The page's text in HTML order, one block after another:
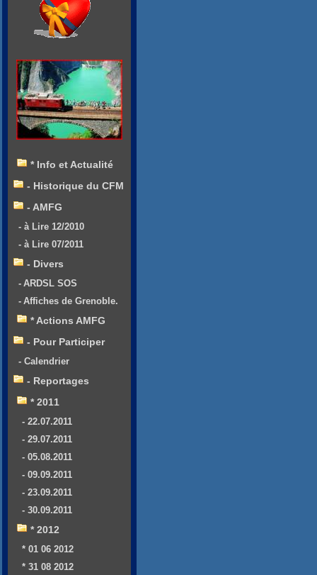
* Info et Actualité
- Historique du CFM
- AMFG
- à Lire 12/2010
- à Lire 07/2011
- Divers
- ARDSL SOS
- Affiches de Grenoble.
* Actions AMFG
- Pour Participer
- Calendrier
- Reportages
* 2011
- 22.07.2011
- 29.07.2011
- 05.08.2011
- 09.09.2011
- 23.09.2011
- 30.09.2011
* 2012
* 01 06 2012
* 31 08 2012